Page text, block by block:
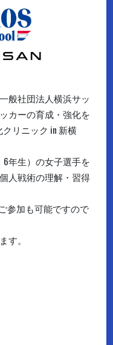
般社団法人横浜サッ
カーの育成・強化を
リニック in 新横
年生）の女子選手を
人戦術の理解・習得
参加も可能ですので
す。